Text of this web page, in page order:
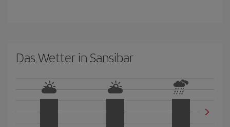
Das Wetter in Sansibar